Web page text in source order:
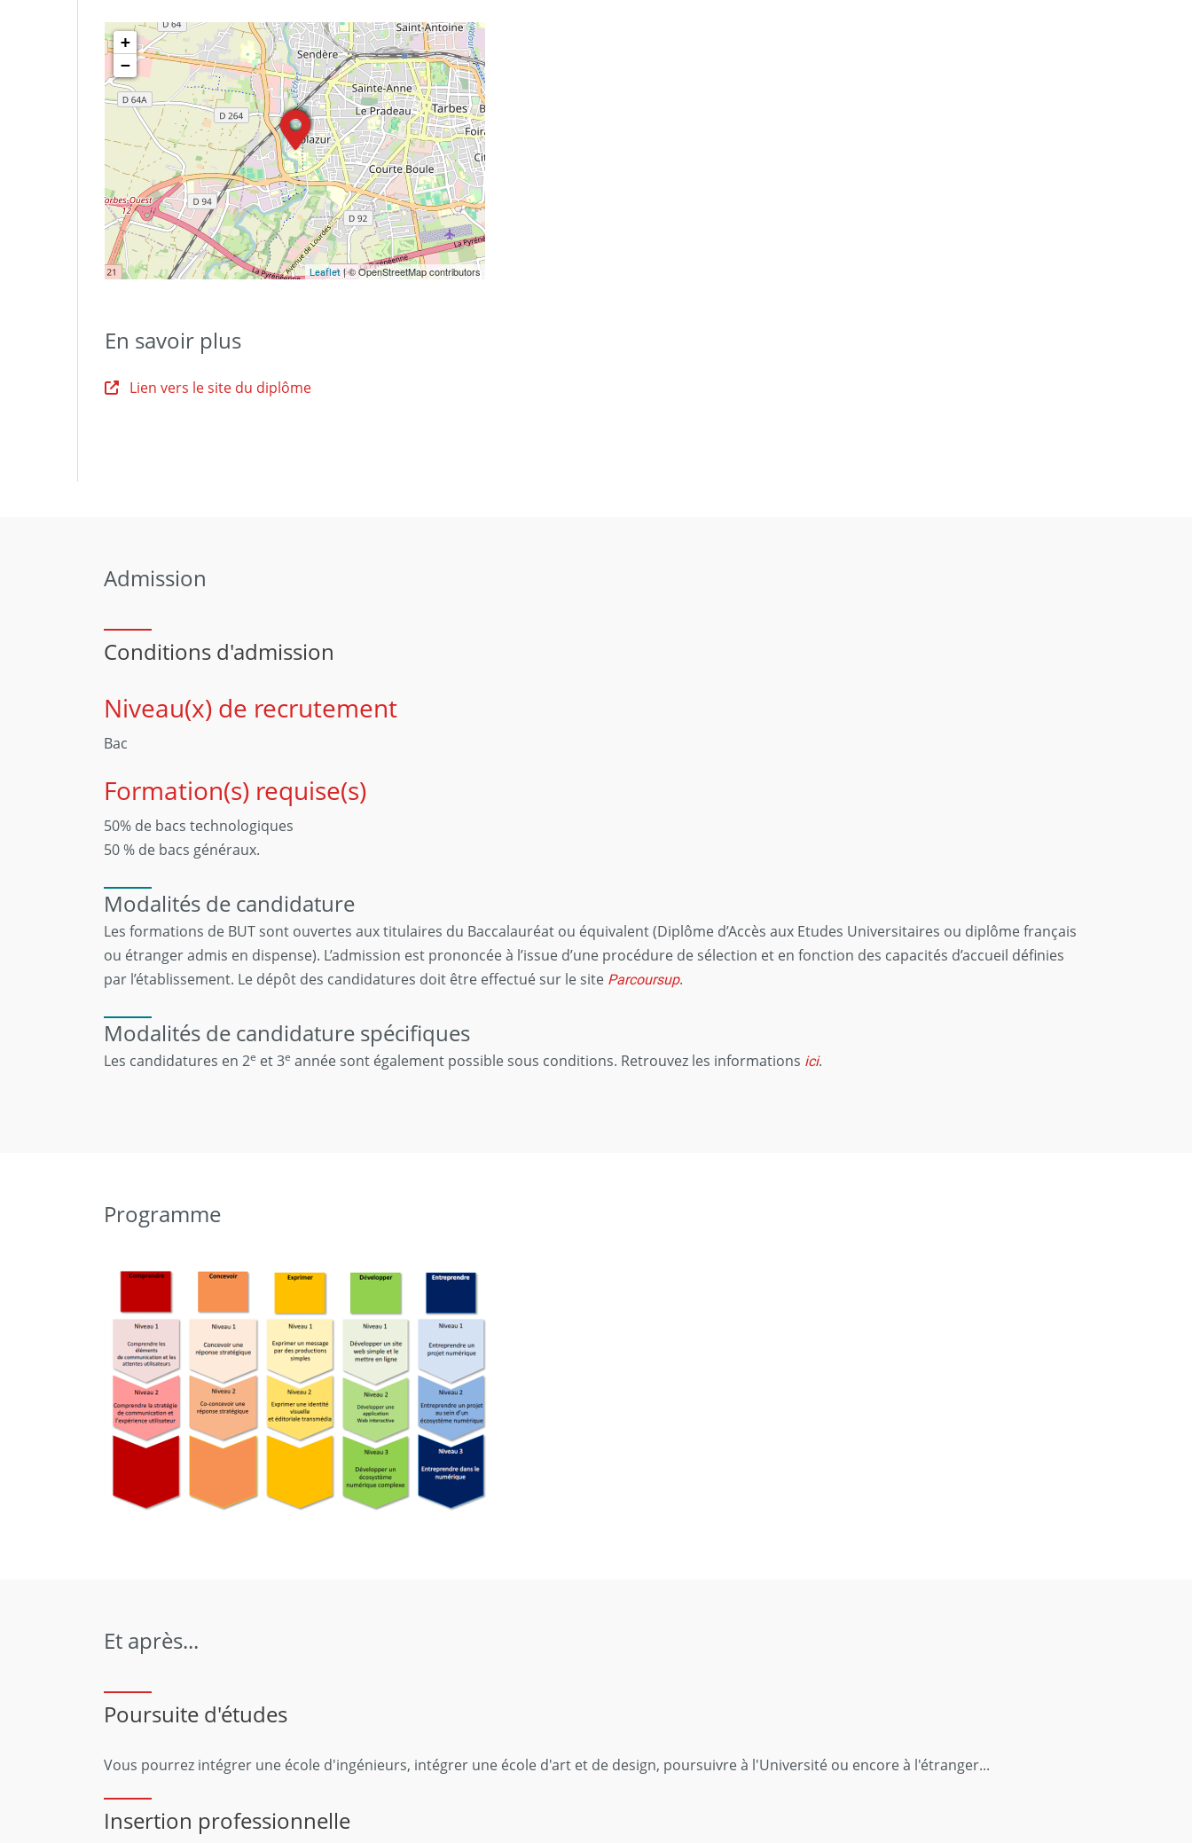
+
−
Leaflet | © OpenStreetMap contributors
En savoir plus
Lien vers le site du diplôme
Admission
Conditions d'admission
Niveau(x) de recrutement
Bac
Formation(s) requise(s)
50% de bacs technologiques
50 % de bacs généraux.
Modalités de candidature
Les formations de BUT sont ouvertes aux titulaires du Baccalauréat ou équivalent (Diplôme d’Accès aux Etudes Universitaires ou diplôme français
ou étranger admis en dispense). L’admission est prononcée à l’issue d’une procédure de sélection et en fonction des capacités d’accueil définies
par l’établissement. Le dépôt des candidatures doit être effectué sur le site Parcoursup.
Modalités de candidature spécifiques
Les candidatures en 2e et 3e année sont également possible sous conditions. Retrouvez les informations ici.
Programme
Et après...
Poursuite d'études
Vous pourrez intégrer une école d'ingénieurs, intégrer une école d'art et de design, poursuivre à l'Université ou encore à l'étranger...
Insertion professionnelle